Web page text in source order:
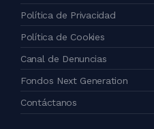
Política de Privacidad
Política de Cookies
Canal de Denuncias
Fondos Next Generation
Contáctanos